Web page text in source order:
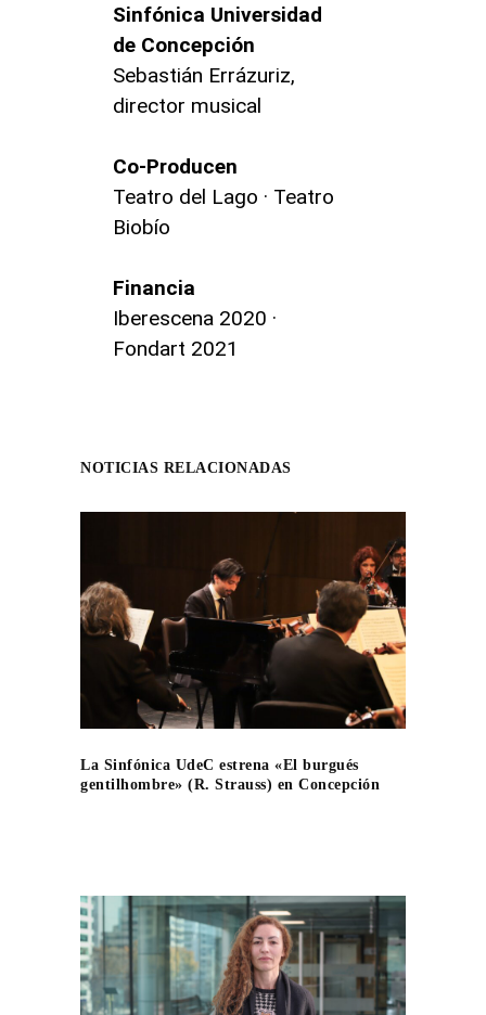
Sinfónica Universidad
de Concepción
Sebastián Errázuriz,
director musical
Co-Producen
Teatro del Lago · Teatro
Biobío
Financia
Iberescena 2020 ·
Fondart 2021
NOTICIAS RELACIONADAS
La Sinfónica UdeC estrena «El burgués
gentilhombre» (R. Strauss) en Concepción